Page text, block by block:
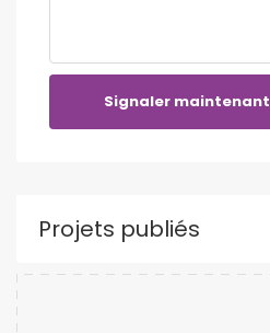
Signaler maintenant
Projets publiés